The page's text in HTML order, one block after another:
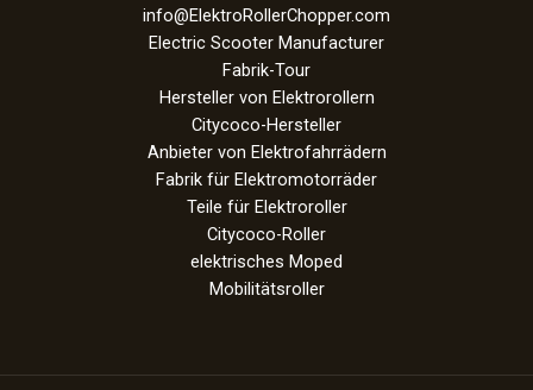
info@ElektroRollerChopper.com
Electric Scooter Manufacturer
Fabrik-Tour
Hersteller von Elektrorollern
Citycoco-Hersteller
Anbieter von Elektrofahrrädern
Fabrik für Elektromotorräder
Teile für Elektroroller
Citycoco-Roller
elektrisches Moped
Mobilitätsroller